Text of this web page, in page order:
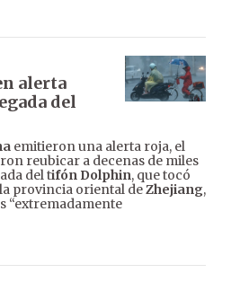
alerta
del
emitieron una alerta roja, el
reubicar a decenas de miles
del tifón Dolphin, que tocó
provincia oriental deZhejiang,
“extremadamente